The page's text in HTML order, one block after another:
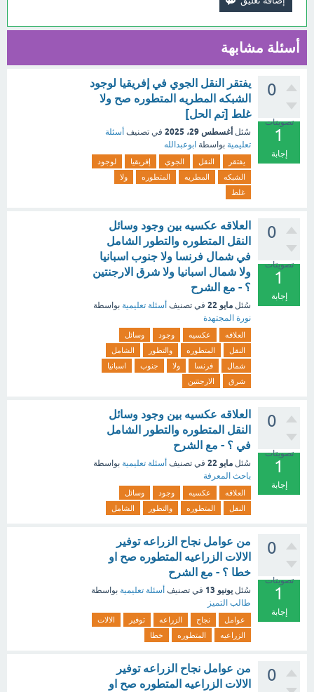
أسئلة مشابهة
0
تصويتات
1
إجابة
يفتقر النقل الجوي في إفريقيا لوجود
الشبكه المطريه المتطوره صح ولا
غلط [تم الحل]
سُئل أغسطس 29، 2025 في تصنيف أسئلة
تعليمية بواسطة ابوعبدالله
يفتقر النقل الجوي إفريقيا
لوجود
الشبكه
المطريه المتطوره
ولا
غلط
0
تصويتات
1
إجابة
العلاقه عكسيه بين وجود وسائل
النقل المتطوره والتطور الشامل
في شمال فرنسا ولا جنوب اسبانيا
ولا شمال اسبانيا ولا شرق الارجنتين
؟ - مع الشرح
سُئل مايو 22 في تصنيف أسئلة تعليمية بواسطة
نورة المجتهدة
العلاقه عكسيه وجود
وسائل
النقل
المتطوره والتطور
الشامل
شمال
فرنسا ولا جنوب
اسبانيا
شرق
الارجنتين
0
تصويتات
1
إجابة
العلاقه عكسيه بين وجود وسائل
النقل المتطوره والتطور الشامل
في ؟ - مع الشرح
سُئل مايو 22 في تصنيف أسئلة تعليمية بواسطة
باحث المعرفة
العلاقه عكسيه وجود
وسائل
النقل
المتطوره والتطور الشامل
0
تصويتات
1
إجابة
من عوامل نجاح الزراعه توفير
الالات الزراعيه المتطوره صح او
خطا ؟ - مع الشرح
سُئل يونيو 13 في تصنيف أسئلة تعليمية بواسطة
طالب التميز
عوامل نجاح الزراعه توفير
الالات
الزراعيه
المتطوره خطا
0
من عوامل نجاح الزراعه توفير
الالات الزراعيه المتطوره صح او